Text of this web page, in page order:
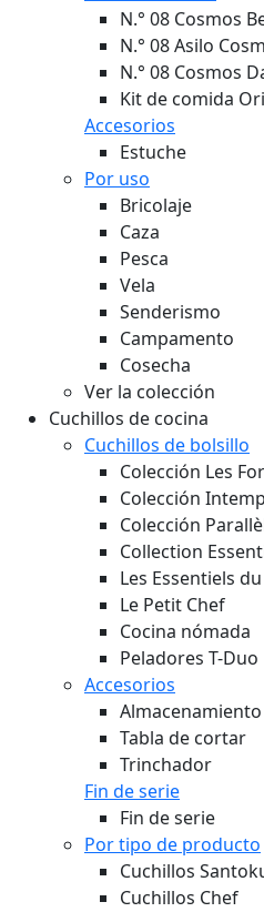
N.° 08 Cosmos
N.° 08 Asilo
N.° 08 Cosmos
Kit de comida
Accesorios
Estuche
Por uso
Bricolaje
Caza
Pesca
Vela
Senderismo
Campamento
Cosecha
Ver la colección
Cuchillos de cocina
Cuchillos de bolsillo
Colección Les
Colección
Colección
Collection
Les Essentiels
Le Petit Chef
Cocina nómada
Peladores T-Duo
Accesorios
Tabla de cortar
Trinchador
Fin de serie
Fin de serie
Por tipo de producto
Cuchillos
Cuchillos Chef